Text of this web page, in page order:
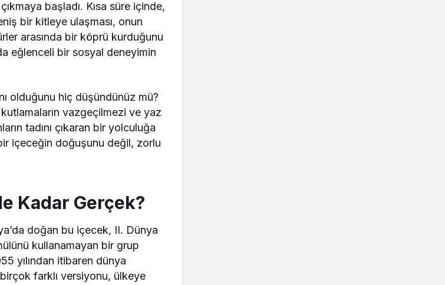
başladı. Kısa süre içinde,
bir kitleye ulaşması, onun
arasında bir köprü kurduğunu
eğlenceli bir sosyal deneyimin
olduğunu hiç düşündünüz mü?
vazgeçilmezi ve yaz
tadını çıkaran bir yolculuğa
bir içeceğin doğuşunu değil, zorlu
Kadar Gerçek?
doğan bu içecek, II. Dünya
kullanamayan bir grup
yılından itibaren dünya
birçok farklı versiyonu, ülkeye